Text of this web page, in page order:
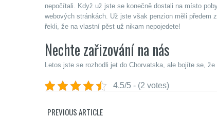
nepočítali. Když už jste se konečně dostali na místo
webových stránkách. Už jste však penzion měli předem
řekli, že na vlastní pěst už nikam nepojedete!
Nechte zařizování na nás
Letos jste se rozhodli jet do Chorvatska, ale bojíte se,
4.5/5 - (2 votes)
PREVIOUS ARTICLE